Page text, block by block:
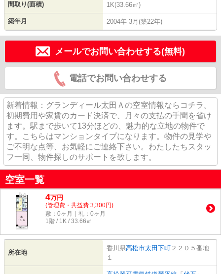
間取り(面積) 1K(33.66㎡)
築年月 2004年 3月(築22年)
メールでお問い合わせする(無料)
電話でお問い合わせする
新着情報：グランディール太田Ａの空室情報ならコチラ。
初期費用や家賃のカード決済で、月々の支払の手間を省け
ます。駅まで歩いて13分ほどの、魅力的な立地の物件で
す。こちらはマンションタイプになります。物件の見学や
ご不明な点等、お気軽にご連絡下さい。わたしたちスタッ
フ一同、物件探しのサポートを致します。
空室一覧
4万円
(管理費・共益費 3,300円)
敷：0ヶ月｜礼：0ヶ月
1階 / 1K / 33.66㎡
所在地
香川県高松市太田下町 ２２０５番地
１